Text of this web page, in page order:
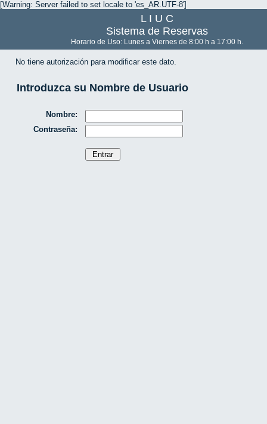
[Warning: Server failed to set locale to 'es_AR.UTF-8']
L I U C
Sistema de Reservas
Horario de Uso: Lunes a Viernes de 8:00 h a 17:00 h.
No tiene autorización para modificar este dato.
Introduzca su Nombre de Usuario
Nombre:
Contraseña: